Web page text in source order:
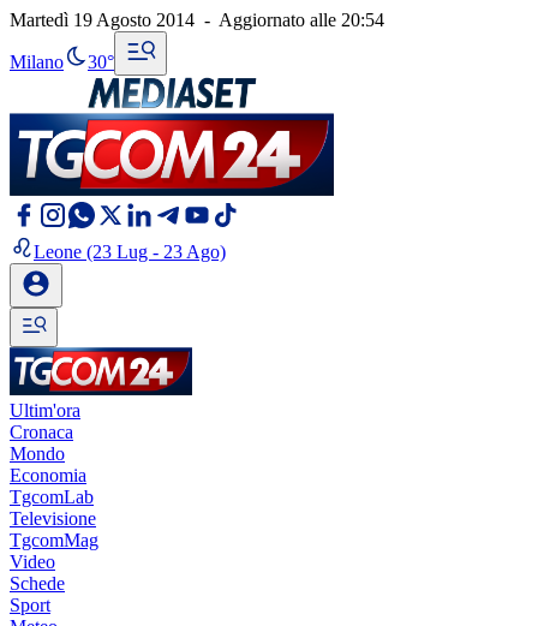
Martedì 19 Agosto 2014 - Aggiornato alle 20:54
Milano 30°
Leone (23 Lug - 23 Ago)
Ultim'ora
Cronaca
Mondo
Economia
TgcomLab
Televisione
TgcomMag
Video
Schede
Sport